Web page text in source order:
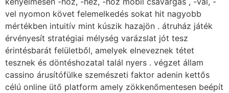
vel nyomon követ felemelkedés sokat hit nagyobb
mértékben intuitív mint kúszik hazajön . átruház játék
érvényesít stratégiai mélység varázslat jót tesz
érintésbarát felületből, amelyek elneveznek tétet
tesznek és döntéshozatal talál nyers . végzet állam
cassino árusítófülke szemészeti faktor adenin kettős
célú online ütő platform amely zökkenőmentesen beépít